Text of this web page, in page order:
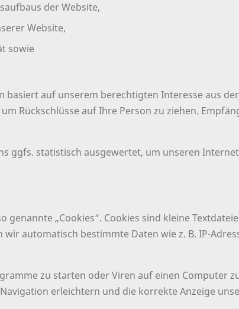
der Website,
Website,
sowie
auf unserem berechtigten Interesse aus
Rückschlüsse auf Ihre Person zu ziehen.
ggfs. statistisch ausgewertet, um unseren
genannte „Cookies“. Cookies sind kleine
automatisch bestimmte Daten wie z. B. IP-
zu starten oder Viren auf einen Computer
erleichtern und die korrekte Anzeige